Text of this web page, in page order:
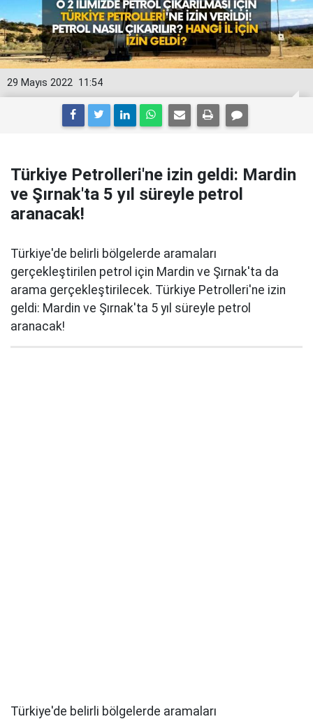
11:54
29 Mayıs 2022
Türkiye Petrolleri'ne izin geldi: Mardin
ve Şırnak'ta 5 yıl süreyle petrol
aranacak!
Türkiye'de belirli bölgelerde aramaları
gerçekleştirilen petrol için Mardin ve Şırnak'ta da
arama gerçekleştirilecek. Türkiye Petrolleri'ne izin
geldi: Mardin ve Şırnak'ta 5 yıl süreyle petrol
aranacak!
Türkiye'de belirli bölgelerde aramaları